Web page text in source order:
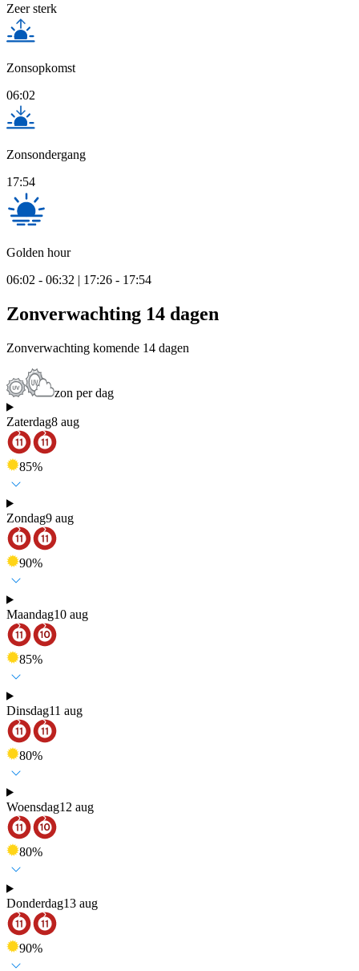
Zeer sterk
Zonsopkomst
06:02
Zonsondergang
17:54
Golden hour
06:02 - 06:32 | 17:26 - 17:54
Zonverwachting 14 dagen
Zonverwachting komende 14 dagen
zon per dag
Zaterdag8 aug
85%
Zondag9 aug
90%
Maandag10 aug
85%
Dinsdag11 aug
80%
Woensdag12 aug
80%
Donderdag13 aug
90%